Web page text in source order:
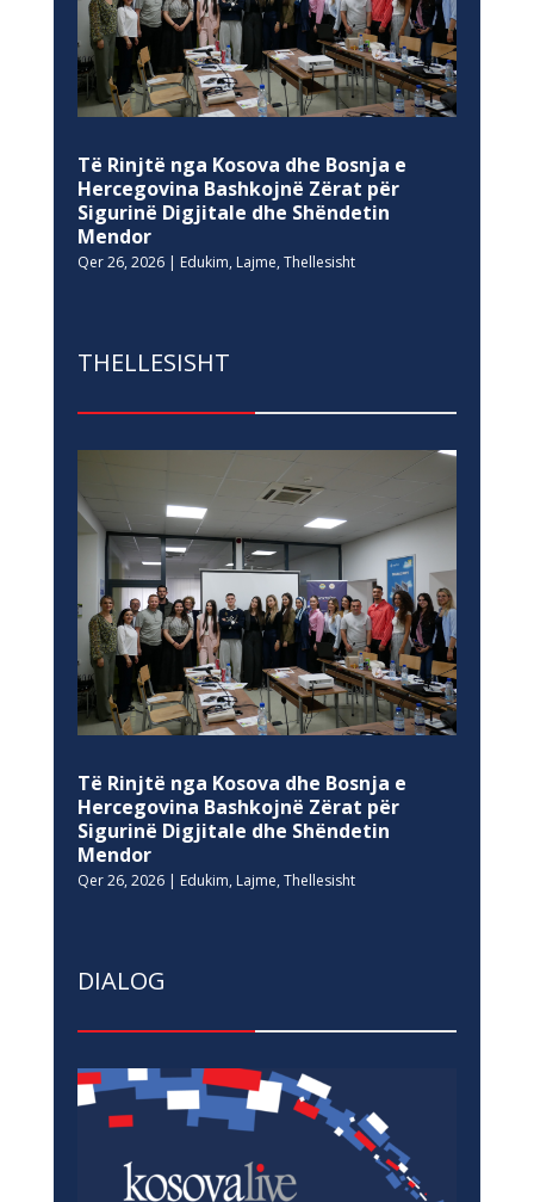
Të Rinjtë nga Kosova dhe Bosnja e
Hercegovina Bashkojnë Zërat për
Sigurinë Digjitale dhe Shëndetin
Mendor
Qer 26, 2026| Edukim, Lajme, Thellesisht
THELLESISHT
Të Rinjtë nga Kosova dhe Bosnja e
Hercegovina Bashkojnë Zërat për
Sigurinë Digjitale dhe Shëndetin
Mendor
Qer 26, 2026| Edukim, Lajme, Thellesisht
DIALOG